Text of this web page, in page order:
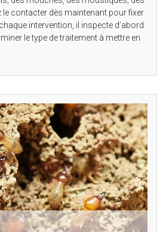
contacter dès maintenant pour fixer
intervention, il inspecte d’abord
le type de traitement à mettre en